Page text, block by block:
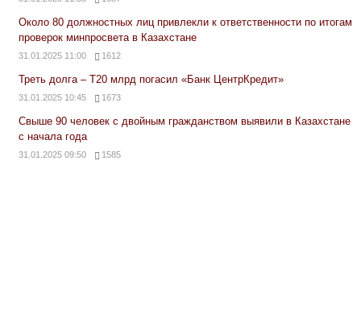
Около 80 должностных лиц привлекли к ответственности по итогам
проверок минпросвета в Казахстане
31.01.2025 11:00 1612
Треть долга – Т20 млрд погасил «Банк ЦентрКредит»
31.01.2025 10:45 1673
Свыше 90 человек с двойным гражданством выявили в Казахстане
с начала года
31.01.2025 09:50 1585